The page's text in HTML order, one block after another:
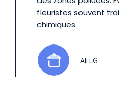
fleuristes souvent
chimiques.
Ali.LG